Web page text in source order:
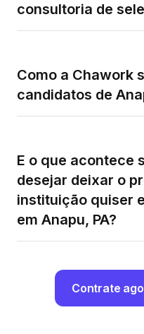
consultoria de
Como a Chawork
candidatos de
E o que acontece
desejar deixar o
instituição quiser
em Anapu, PA?
Contrate